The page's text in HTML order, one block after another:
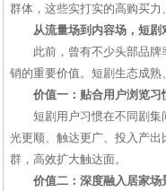
群体，这些实打实的高购买
从流量场到内容场，短
此前，曾有不少头部品
销的重要价值。短剧生态成
价值一：贴合用户浏览习
短剧用户习惯在不同剧
光更顺、触达更广、投入产
群，高效扩大触达面。
价值二：深度融入居家